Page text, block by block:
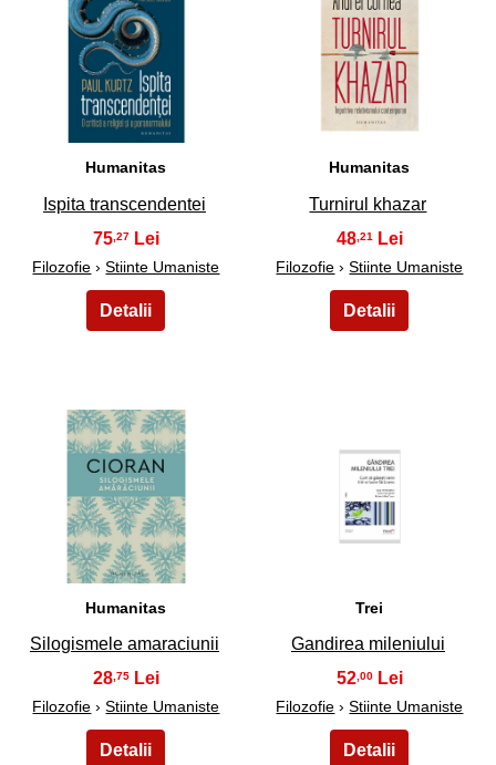
43
Humanitas
Ispita transcendentei
75,27
Filozofie ›Stiinte Umaniste
44
Humanitas
Turnirul khazar
48 ,21
Filozofie ›Stiinte Umaniste
45
Humanitas
Silogismele amaraciunii
28,75
Filozofie ›Stiinte Umaniste
46
Trei
Gandirea mileniului
52,00
Filozofie ›Stiinte Umaniste